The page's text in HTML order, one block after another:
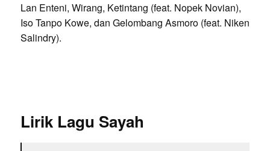
Lan Enteni, Wirang, Ketintang (feat. Nopek Novian),
Iso Tanpo Kowe, dan Gelombang Asmoro (feat. Niken
Salindry).
Lirik Lagu Sayah